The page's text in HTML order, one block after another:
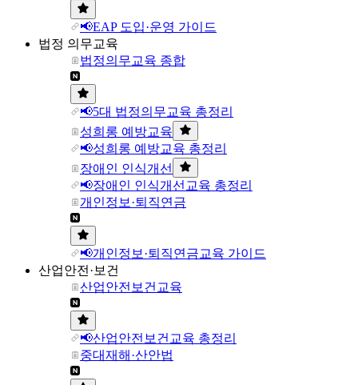
📢EAP 도입·운영 가이드
법정 의무교육
법정의무교육 종합
📢5대 법정의무교육 총정리
성희롱 예방교육
📢성희롱 예방교육 총정리
장애인 인식개선
📢장애인 인식개선교육 총정리
개인정보·퇴직연금
📢개인정보·퇴직연금교육 가이드
산업안전·보건
산업안전보건교육
📢산업안전보건교육 총정리
중대재해·산안법